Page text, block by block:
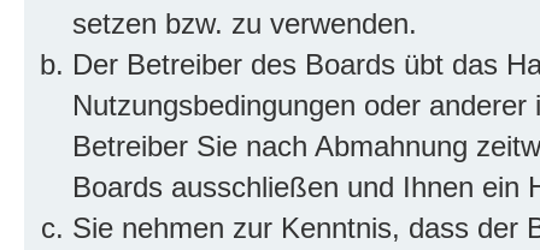
setzen bzw. zu verwenden.
Der Betreiber des Boards übt das
Nutzungsbedingungen oder
Betreiber Sie nach Abmahnung
Boards ausschließen und Ihnen ein
Sie nehmen zur Kenntnis, dass der